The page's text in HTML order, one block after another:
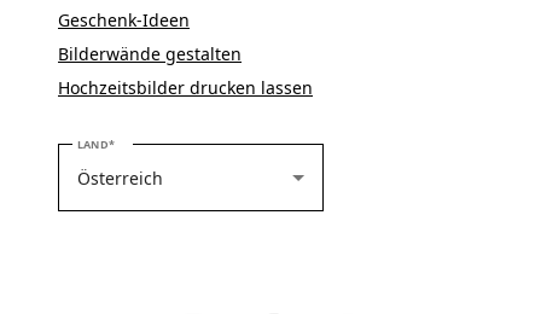
Geschenk-Ideen
Bilderwände gestalten
Hochzeitsbilder drucken lassen
LANDBITTE WÄHLEN SIE IHR LAND